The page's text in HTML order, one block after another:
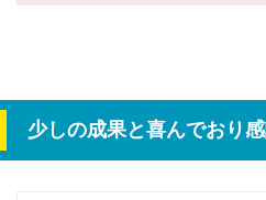
少しの成果と喜んでおり感